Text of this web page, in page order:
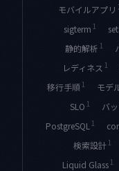
モバイルアプリ
sigterm 1
静的解析 1
レディネス 1
移行手順 1 モデ
SLO 1 バ
PostgreSQL 1
検索設計 1
Liquid Glass 1